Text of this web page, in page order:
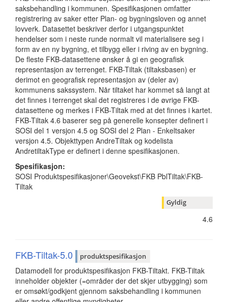
saksbehandling i kommunen. Spesifikasjonen omfatter
registrering av saker etter Plan- og bygningsloven og annet
lovverk. Datasettet beskriver derfor i utgangspunktet
hendelser som i neste runde normalt vil materialisere seg i
form av en ny bygning, et tilbygg eller i riving av en bygning.
De fleste FKB-datasettene ønsker å gi en geografisk
representasjon av terrenget. FKB-Tiltak (tiltaksbasen) er
derimot en geografisk representasjon av (deler av)
kommunens sakssystem. Når tiltaket har kommet så langt at
det finnes i terrenget skal det registreres i de øvrige FKB-
datasettene og merkes i FKB-Tiltak med at det finnes i kartet.
FKB-Tiltak 4.6 baserer seg på generelle konsepter definert i
SOSI del 1 versjon 4.5 og SOSI del 2 Plan - Enkeltsaker
versjon 4.5. Objekttypen AndreTiltak og kodelista
AndretiltakType er definert i denne spesifikasjonen.
Spesifikasjon:
SOSI Produktspesifikasjoner\Geovekst\FKB PblTiltak\FKB-
Tiltak
Gyldig
4.6
FKB-Tiltak-5.0 produktspesifikasjon
Datamodell for produktspesifikasjon FKB-Tiltakt. FKB-Tiltak
inneholder objekter (=områder der det skjer utbygging) som
er omsøkt/godkjent gjennom saksbehandling i kommunen